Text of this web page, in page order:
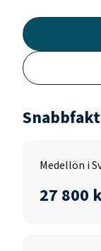
Medellön i
27 800